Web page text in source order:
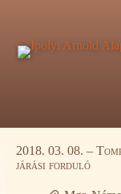
2018. 03. 08. –
járási forduló